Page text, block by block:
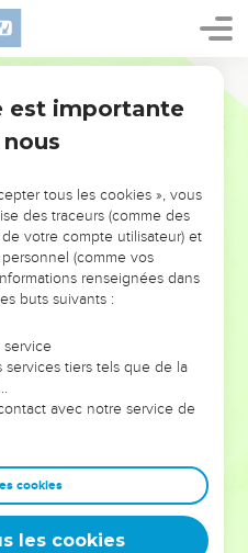
L’ÉVÉNEMENT
!
VOUS ÉVITER LES
?
moins les doutes, les erreurs
alors même que ce
ont façonnés.
et responsables
afin que leurs erreurs
guidiez un ministère, une
leur expérience est faite
est importante
tous les cookies », vous
des traceurs (comme des
votre compte utilisateur) et
(comme vos
renseignées dans
buts suivants :
service
tiers tels que de la
avec notre service de
cookies
les cookies